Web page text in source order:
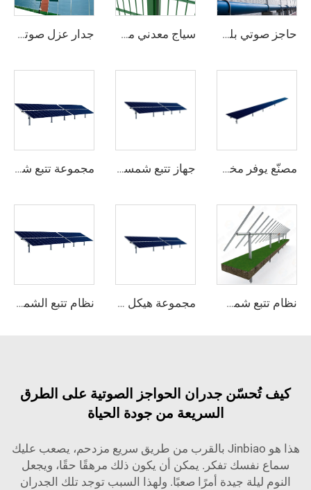
حاجز صوتي بلوري سياج معدني مشدود زخرفي بأمان عالي طبقة خضراء من الفينيل 868 شبكة سلكية مزدوجة للحديقة جدار عزل صوتي ثقيل لاستخدامه في مواقع المشاريع الخارجية للحواجز المؤقتة للضجيج
مصنّع يوفر مخزونًا جاهزًا لنظام تتبع الألواح الشمسية على محور واحد ثقيل من الفولاذ مع خدمة القطع والمعالجة جهاز تتبع شمسي على محور واحد عالي الجودة سهل التركيب، وحدة مسطحة مزدوجة الزجاج لنظام شمسي بقوة 10 كيلوواط، هيكل من الفولاذ بجودة ممتازة مجموعة تتبع شمسي على محور واحد بسعة 1 ميغاواط من إنتاج مصنع حديث، هيكل من الفولاذ الثقيل مع خدمة القطع المخصصة
نظام تتبع شمسي على محور واحد بتصميم حديث مع هيكل ثابت من الفولاذ وخدمة قطع بخصم مميز مجموعة هيكل نظام تتبع الألواح الشمسية على محور واحد من الفولاذ الثقيل من مصنّع محترف نظام تتبع الشمس الشمسية ذو المحور الواحد المصنوع في الصين مع محرك دوران
كيف تُحسّن جدران الحواجز الصوتية على الطرق
السريعة من جودة الحياة
هذا هو Jinbiao بالقرب من طريق سريع مزدحم، يصعب عليك
سماع نفسك تفكر. يمكن أن يكون ذلك مرهقًا حقًا، ويجعل
النوم ليلة جيدة أمرًا صعبًا. ولهذا السبب توجد تلك الجدران